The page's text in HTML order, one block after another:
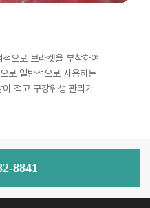
으로 브라켓을 부착하여
로 일반적으로 사용하는
적고 구강위생 관리가
8841